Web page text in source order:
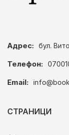
Адрес: бул.
Телефон:
Email:
СТРАНИЦИ